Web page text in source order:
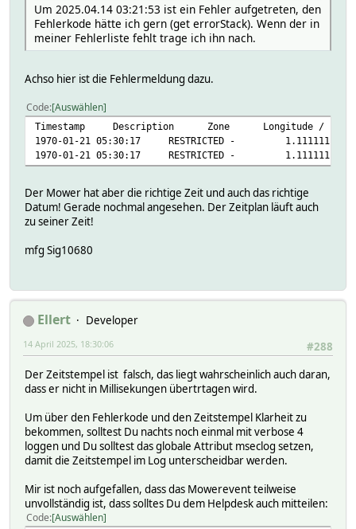
Um 2025.04.14 03:21:53 ist ein Fehler aufgetreten, den
Fehlerkode hätte ich gern (get errorStack). Wenn der in
meiner Fehlerliste fehlt trage ich ihn nach.
Achso hier ist die Fehlermeldung dazu.
Code Auswählen
Timestamp Description Zone Longitude /
1970-01-21 05:30:17 RESTRICTED - 1.1111111 /
1970-01-21 05:30:17 RESTRICTED - 1.1111111 /
Der Mower hat aber die richtige Zeit und auch das richtige
Datum! Gerade nochmal angesehen. Der Zeitplan läuft auch
zu seiner Zeit!
mfg Sig10680
Ellert
Developer
#288
14 April 2025, 18:30:06
Der Zeitstempel ist falsch, das liegt wahrscheinlich auch daran,
dass er nicht in Millisekungen übertrtagen wird.
Um über den Fehlerkode und den Zeitstempel Klarheit zu
bekommen, solltest Du nachts noch einmal mit verbose 4
loggen und Du solltest das globale Attribut mseclog setzen,
damit die Zeitstempel im Log unterscheidbar werden.
Mir ist noch aufgefallen, dass das Mowerevent teilweise
unvollständig ist, dass solltes Du dem Helpdesk auch mitteilen:
Code Auswählen